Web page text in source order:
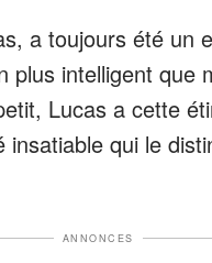
a toujours été un
plus intelligent que
Lucas a cette
insatiable qui le
ANNONCES